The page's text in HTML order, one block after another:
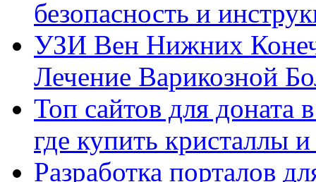
безопасность и
УЗИ Вен Нижних
Лечение Варикозной
Топ сайтов для
где купить кристаллы
Разработка порталов